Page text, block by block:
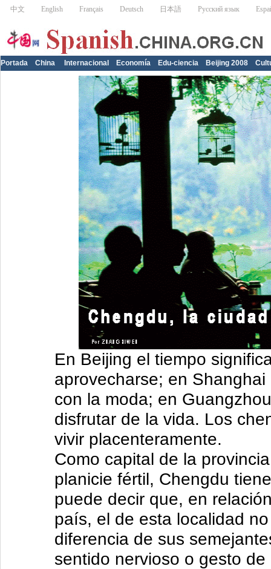
Portada China Internacional Economía Edu-ciencia Beijing 2008
En Beijing el tiempo
aprovecharse; en
con la moda; en
disfrutar de la vida. Los
vivir placenteramente.
Como capital de la
planicie fértil, Chengdu
puede decir que, en
país, el de esta localidad
diferencia de sus
sentido nervioso o gesto